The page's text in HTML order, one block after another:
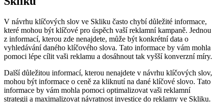
V návrhu klíčových slov ve Skliku často chybí důležité informace,
které mohou být klíčové pro úspěch vaší reklamní kampaně. Jednou
z informací, kterou zde nenajdete, může být konkrétní data o
vyhledávání daného klíčového slova. Tato informace by vám mohla
pomoci lépe cílit vaši reklamu a dosáhnout tak vyšší konverzní míry.
Další důležitou informací, kterou nenajdete v návrhu klíčových slov,
mohou být informace o ceně za kliknutí na dané klíčové slovo. Tato
informace by vám mohla pomoci optimalizovat vaši reklamní
strategii a maximalizovat návratnost investice do reklamy ve Skliku.